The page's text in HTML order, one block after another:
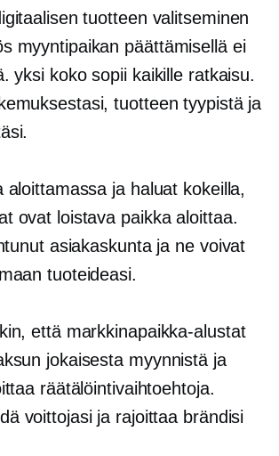
tuotteen valitseminen
myyntipaikan päättämisellä ei
yksi koko sopii kaikille ratkaisu.
tuotteen tyypistä ja
aloittamassa ja haluat kokeilla,
ovat loistava paikka aloittaa.
asiakaskunta ja ne voivat
tuoteideasi.
että markkinapaikka-alustat
jokaisesta myynnistä ja
räätälöintivaihtoehtoja.
voittojasi ja rajoittaa brändisi